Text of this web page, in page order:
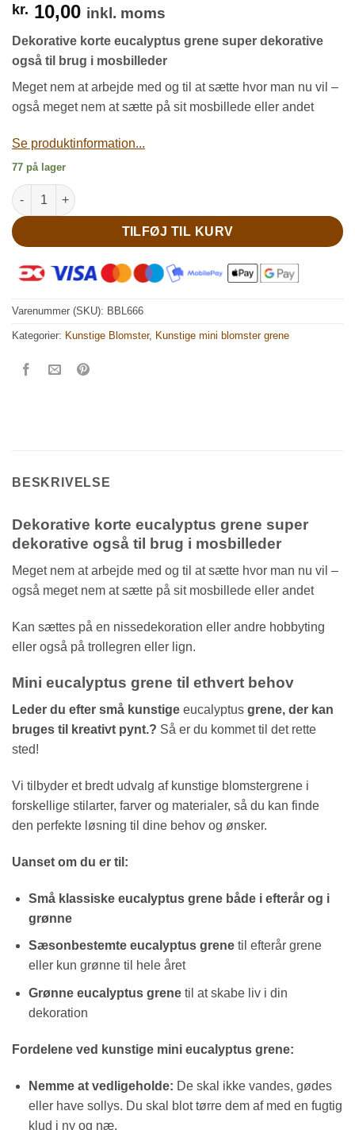
kr. 10,00 inkl. moms
Dekorative korte eucalyptus grene super dekorative
også til brug i mosbilleder
Meget nem at arbejde med og til at sætte hvor man nu vil –
også meget nem at sætte på sit mosbillede eller andet
Se produktinformation...
77 på lager
Dekorative korte eucalyptus grene antal
TILFØJ TIL KURV
Varenummer (SKU): BBL666
Kategorier: Kunstige Blomster, Kunstige mini blomster grene
BESKRIVELSE
Dekorative korte eucalyptus grene super
dekorative også til brug i mosbilleder
Meget nem at arbejde med og til at sætte hvor man nu vil –
også meget nem at sætte på sit mosbillede eller andet
Kan sættes på en nissedekoration eller andre hobbyting
eller også på trollegren eller lign.
Mini eucalyptus grene til ethvert behov
Leder du efter små kunstige eucalyptus grene, der kan
bruges til kreativt pynt.? Så er du kommet til det rette
sted!
Vi tilbyder et bredt udvalg af kunstige blomstergrene i
forskellige stilarter, farver og materialer, så du kan finde
den perfekte løsning til dine behov og ønsker.
Uanset om du er til:
Små klassiske eucalyptus grene både i efterår og i
grønne
Sæsonbestemte eucalyptus grenetil efterår grene
eller kun grønne til hele året
Grønne eucalyptus grenetil at skabe liv i din
dekoration
Fordelene ved kunstige mini eucalyptus grene:
Nemme at vedligeholde: De skal ikke vandes, gødes
eller have sollys. Du skal blot tørre dem af med en fugtig
klud i ny og næ.